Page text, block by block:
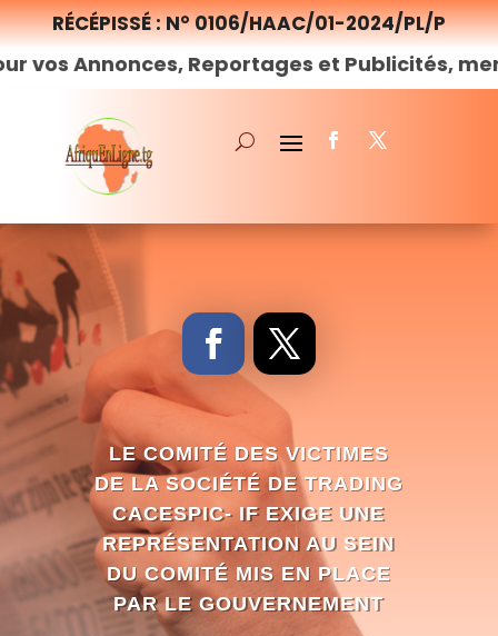
RÉCÉPISSÉ : N° 0106/HAAC/01-2024/PL/P
Reportages et Publicités, merci de
LE COMITÉ DES VICTIMES
DE LA SOCIÉTÉ DE TRADING
CACESPIC- IF EXIGE UNE
REPRÉSENTATION AU SEIN
DU COMITÉ MIS EN PLACE
PAR LE GOUVERNEMENT